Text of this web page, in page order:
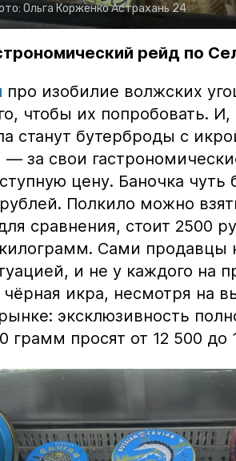
Ольга КорженкоАстрахань 24
рейд по
про изобилие волжских
чтобы их попробовать.
станут бутерброды с
за свои
цену. Баночка чуть
Полкило можно
сравнения, стоит 2500
Сами продавцы
и не у каждого на
икра, несмотря на
эксклюзивность
грамм просят от 12 500 до